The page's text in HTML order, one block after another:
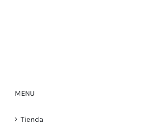
MENU
Tienda